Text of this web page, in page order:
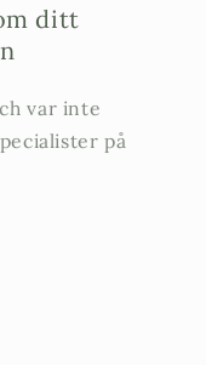
ditt
var inte
på